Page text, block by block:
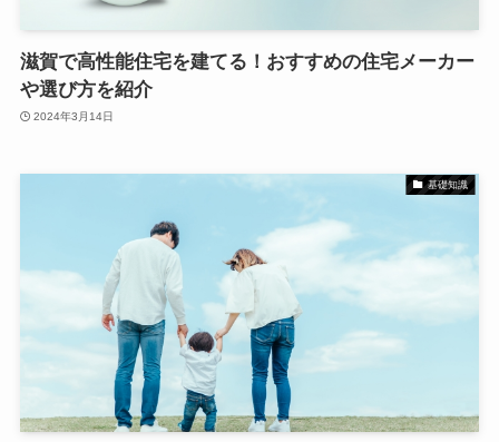
滋賀で高性能住宅を建てる！おすすめの住宅メーカー
や選び方を紹介
2024年3月14日
基礎知識